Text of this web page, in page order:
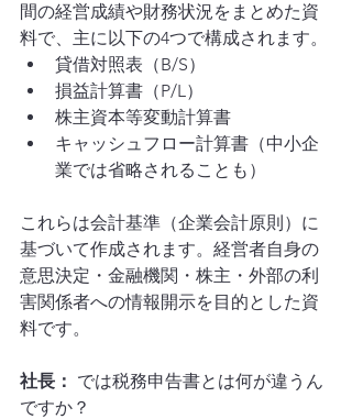
間の経営成績や財務状況をまとめた資
料で、主に以下の4つで構成されます。
貸借対照表（B/S）
損益計算書（P/L）
株主資本等変動計算書
キャッシュフロー計算書（中小企
業では省略されることも）
これらは会計基準（企業会計原則）に
基づいて作成されます。経営者自身の
意思決定・金融機関・株主・外部の利
害関係者への情報開示を目的とした資
料です。
社長： では税務申告書とは何が違うん
ですか？